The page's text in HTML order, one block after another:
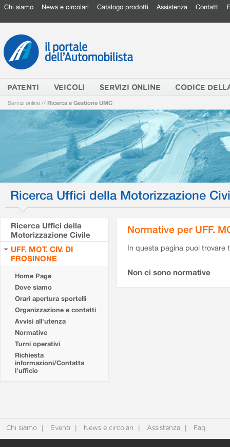
Chi siamo News e circolari Catalogo prodotti Assistenza Contatti
PATENTI VEICOLI SERVIZI ONLINE CODICE
Servizi online // Ricerca e Gestione UMC
Ricerca Uffici della Motorizzazione
Ricerca Uffici della
Motorizzazione Civile
UFF. MOT. CIV. DI
FROSINONE
Home Page
Dove siamo
Orari apertura sportelli
Organizzazione e contatti
Avvisi all'utenza
Normative
Turni operativi
Richiesta
informazioni/Contatta
l'ufficio
Normative per UFF.
In questa pagina puoi
Non ci sono normative
Chi siamo Eventi News e circolari Assistenza Faq